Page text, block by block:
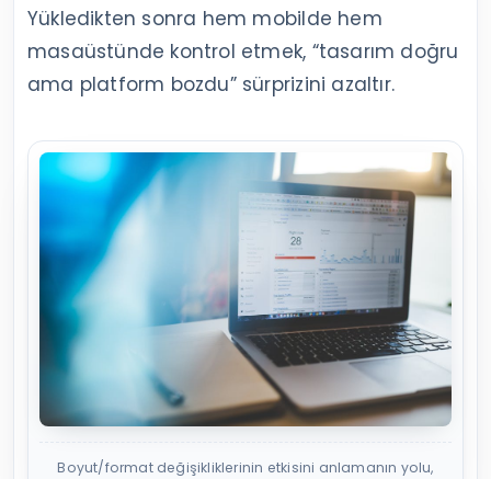
Yükledikten sonra hem mobilde hem
masaüstünde kontrol etmek, “tasarım doğru
ama platform bozdu” sürprizini azaltır.
Boyut/format değişikliklerinin etkisini anlamanın yolu,